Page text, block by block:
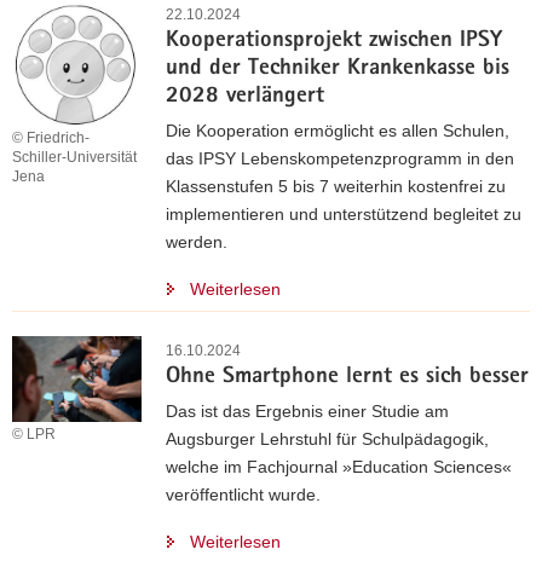
22.10.2024
Kooperationsprojekt zwischen IPSY
und der Techniker Krankenkasse bis
2028 verlängert
© Friedrich-
Schiller-Universität
Jena
Die Kooperation ermöglicht es allen Schulen,
das IPSY Lebenskompetenzprogramm in den
Klassenstufen 5 bis 7 weiterhin kostenfrei zu
implementieren und unterstützend begleitet zu
werden.
Weiterlesen
16.10.2024
Ohne Smartphone lernt es sich besser
© LPR
Das ist das Ergebnis einer Studie am
Augsburger Lehrstuhl für Schulpädagogik,
welche im Fachjournal »Education Sciences«
veröffentlicht wurde.
Weiterlesen